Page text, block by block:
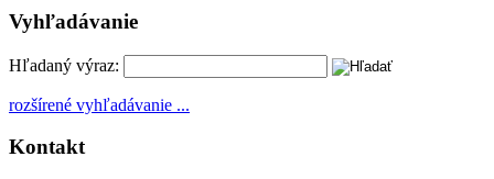
Vyhľadávanie
Hľadaný výraz:
rozšírené vyhľadávanie ...
Kontakt